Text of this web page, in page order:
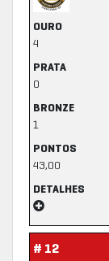
OURO
4
PRATA
0
BRONZE
1
PONTOS
43,00
DETALHES
# 12